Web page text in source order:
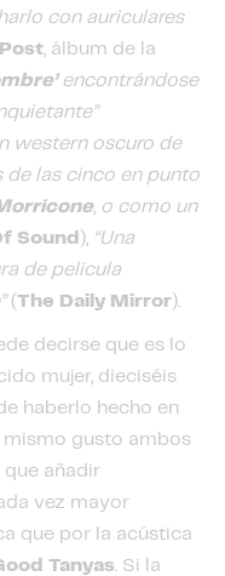
con auriculares
, álbum de la
encontrándose
western oscuro de
de las cinco en punto
, o como un
Sound ), “Una
de película
(The Daily Mirror).
decirse que es lo
mujer, dieciséis
haberlo hecho en
mismo gusto ambos
que añadir
vez mayor
que por la acústica
Tanyas. Si la